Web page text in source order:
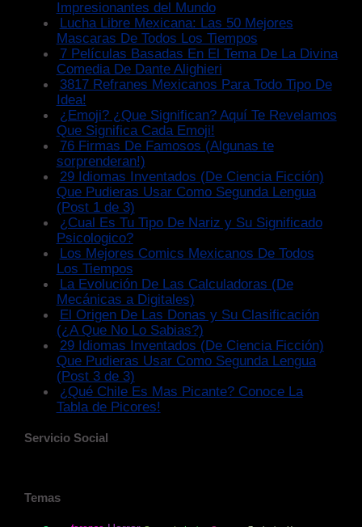
Impresionantes del Mundo
Lucha Libre Mexicana: Las 50 Mejores
Mascaras De Todos Los Tiempos
7 Películas Basadas En El Tema De La Divina
Comedia De Dante Alighieri
3817 Refranes Mexicanos Para Todo Tipo De
Idea!
¿Emoji? ¿Que Significan? Aquí Te Revelamos
Que Significa Cada Emoji!
76 Firmas De Famosos (Algunas te
sorprenderan!)
29 Idiomas Inventados (De Ciencia Ficción)
Que Pudieras Usar Como Segunda Lengua
(Post 1 de 3)
¿Cual Es Tu Tipo De Nariz y Su Significado
Psicologico?
Los Mejores Comics Mexicanos De Todos
Los Tiempos
La Evolución De Las Calculadoras (De
Mecánicas a Digitales)
El Origen De Las Donas y Su Clasificación
(¿A Que No Lo Sabias?)
29 Idiomas Inventados (De Ciencia Ficción)
Que Pudieras Usar Como Segunda Lengua
(Post 3 de 3)
¿Qué Chile Es Mas Picante? Conoce La
Tabla de Picores!
Servicio Social
Temas